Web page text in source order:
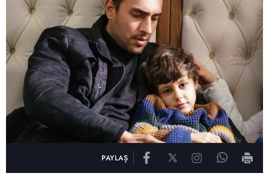
PAYLAŞ